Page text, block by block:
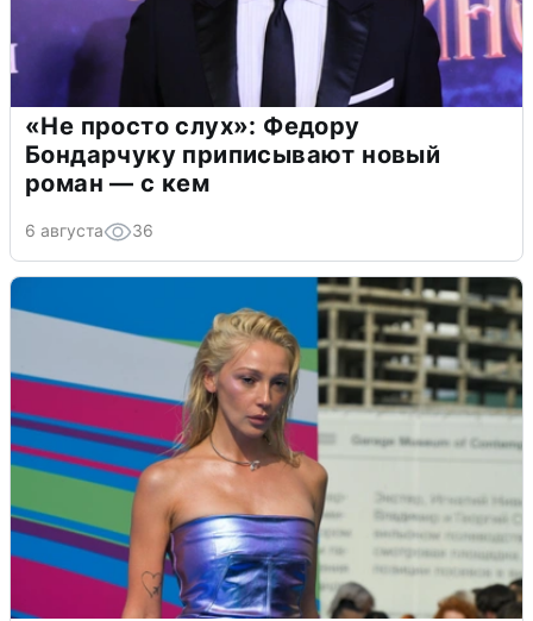
«Не просто слух»: Федору
Бондарчуку приписывают новый
роман — с кем
6 августа 36